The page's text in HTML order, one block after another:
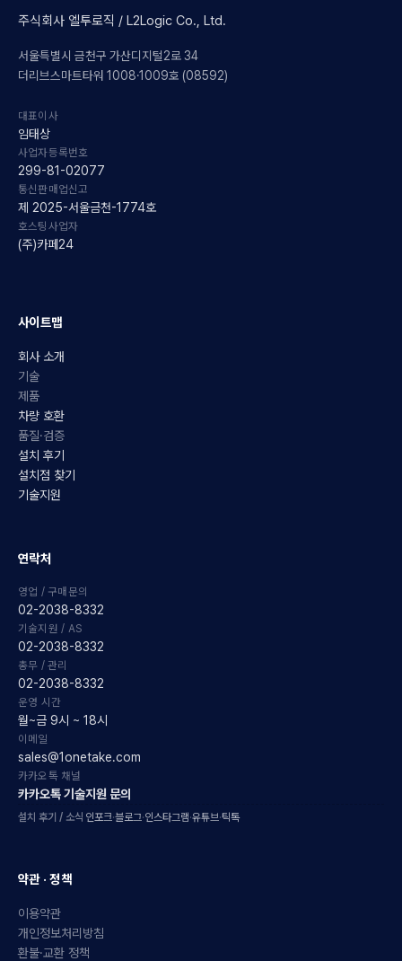
주식회사 엘투로직 / L2Logic Co., Ltd.
서울특별시 금천구 가산디지털2로 34
더리브스마트타워 1008·1009호 (08592)
대표이사
임태상
사업자등록번호
299-81-02077
통신판매업신고
제 2025-서울금천-1774호
호스팅사업자
(주)카페24
사이트맵
회사 소개
기술
제품
차량 호환
품질·검증
설치 후기
설치점 찾기
기술지원
연락처
영업 / 구매문의
02-2038-8332
기술지원 / AS
02-2038-8332
총무 / 관리
02-2038-8332
운영 시간
월~금 9시 ~ 18시
이메일
sales@1onetake.com
카카오톡 채널
카카오톡 기술지원 문의
설치 후기 / 소식 인포크·블로그·인스타그램·유튜브·틱톡
약관 · 정책
이용약관
개인정보처리방침
환불·교환 정책